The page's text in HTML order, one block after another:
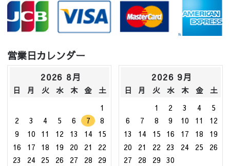
営業日カレンダー
2026 8月
日 月 火 水 木 金
土
1
2
3 4 5 6 7
8
9
10 11 12 13 14
15
16
17 18 19 20 21
22
23
24 25 26 27 28
29
2026 9月
日 月 火 水 木 金
土
1
2 3 4
5
6
7 8 9 10 11
12
13
14 15 16 17 18
19
20
21 22 23 24 25
26
27
28 29 30